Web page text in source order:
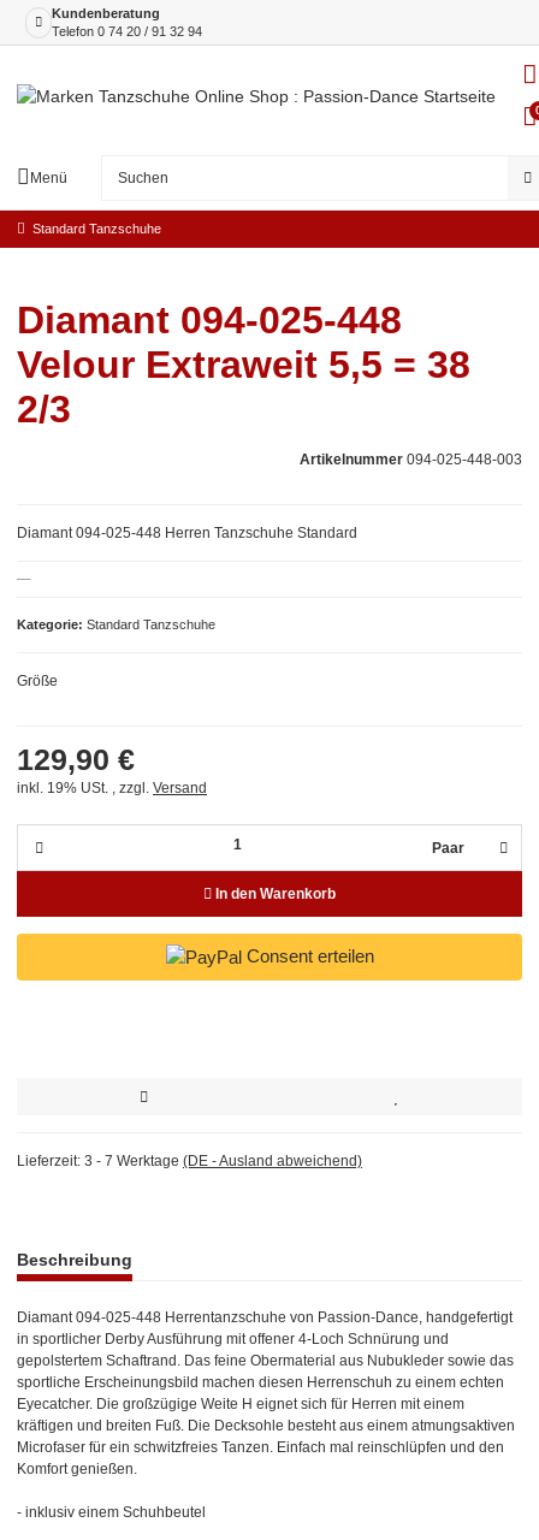
Kundenberatung
Telefon 0 74 20 / 91 32 94
Menü
Standard Tanzschuhe
Diamant 094-025-448
Velour Extraweit 5,5 = 38
2/3
Artikelnummer 094-025-448-003
Kategorie Standard Tanzschuhe
Diamant 094-025-448 Herren Tanzschuhe Standard
Größe
129,90 €
inkl. 19% USt. , zzgl. Versand
Paar
In den Warenkorb
Consent erteilen
Lieferzeit: 3 - 7 Werktage (DE - Ausland abweichend)
Beschreibung
Diamant 094-025-448 Herrentanzschuhe von Passion-Dance, handgefertigt
in sportlicher Derby Ausführung mit offener 4-Loch Schnürung und
gepolstertem Schaftrand. Das feine Obermaterial aus Nubukleder sowie das
sportliche Erscheinungsbild machen diesen Herrenschuh zu einem echten
Eyecatcher. Die großzügige Weite H eignet sich für Herren mit einem
kräftigen und breiten Fuß. Die Decksohle besteht aus einem atmungsaktiven
Microfaser für ein schwitzfreies Tanzen. Einfach mal reinschlüpfen und den
Komfort genießen.
- inklusiv einem Schuhbeutel